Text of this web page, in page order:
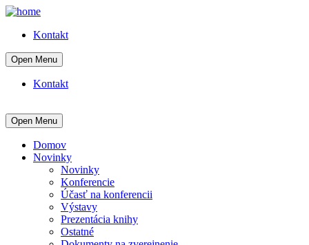
Kontakt
Open Menu
Kontakt
Open Menu
Domov
Novinky
Novinky
Konferencie
Účasť na konferencii
Výstavy
Prezentácia knihy
Ostatné